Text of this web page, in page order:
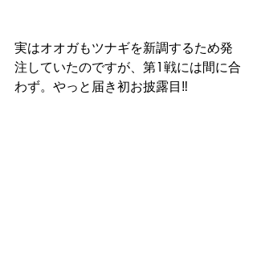
実はオオガもツナギを新調するため発
注していたのですが、第1戦には間に合
わず。やっと届き初お披露目‼️